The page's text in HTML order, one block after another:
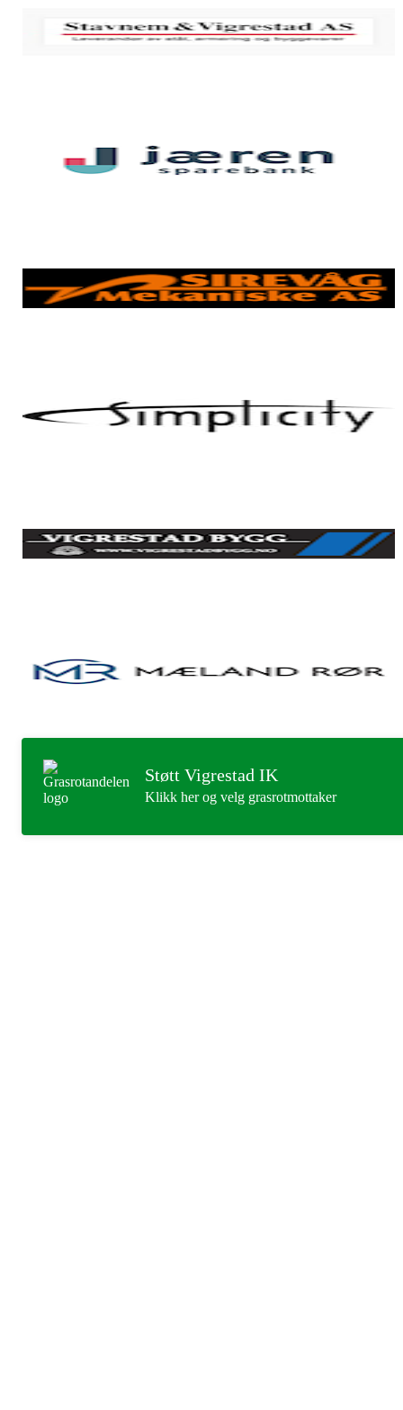
Støtt Vigrestad IK
Klikk her og velg grasrotmottaker